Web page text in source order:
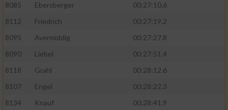
8085
Ebersberger
00:27:10.6
8112
Friedrich
00:27:19.2
8095
Avermiddig
00:27:27.8
8090
Liebel
00:27:51.4
8118
Grahl
00:28:12.6
8107
Engel
00:28:22.3
8134
Knauf
00:28:41.9